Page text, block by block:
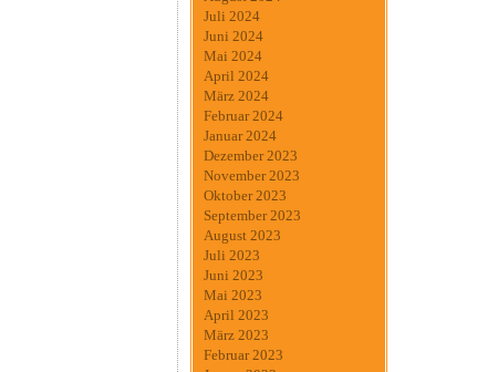
Juli 2024
Juni 2024
Mai 2024
April 2024
März 2024
Februar 2024
Januar 2024
Dezember 2023
November 2023
Oktober 2023
September 2023
August 2023
Juli 2023
Juni 2023
Mai 2023
April 2023
März 2023
Februar 2023